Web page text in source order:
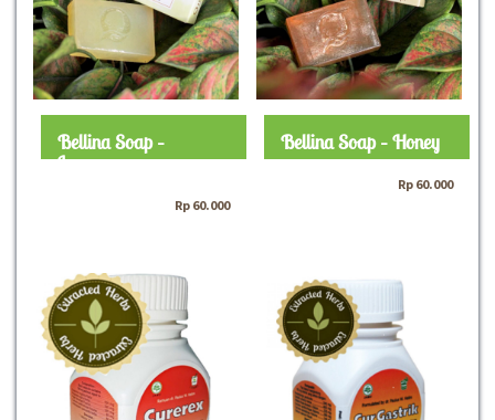
Bellina Soap –
Lemongrass
Rp 60.000
Bellina Soap – Honey
Rp 60.000